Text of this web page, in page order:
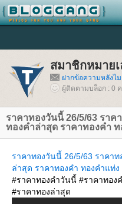
สมาชิกหมาย
ฝากข้อความหลังไ
ผู้ติดตามบล็อก : 0
ราคาทองวันนี้ 26/5/63 รา
ทองคำล่าสุด ราคาทองคำ
ราคาทองวันนี้ 26/5/63 ราคา
ล่าสุด ราคาทองคำ ทองคำแท่
#ราคาทองคำวันนี้ #ราคาทอ
#ราคาทองล่าสุด